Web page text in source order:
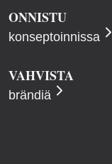
ONNISTU
konseptoinnissa
VAHVISTA
brändiä